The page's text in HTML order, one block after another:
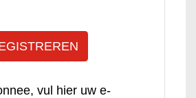
vul hier uw e-